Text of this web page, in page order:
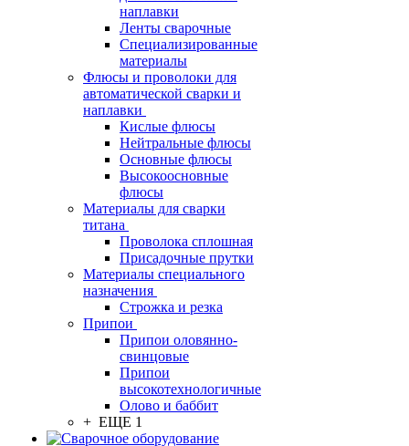
наплавки
Ленты сварочные
Специализированные
материалы
Флюсы и проволоки для
автоматической сварки и
наплавки
Кислые флюсы
Нейтральные флюсы
Основные флюсы
Высокоосновные
флюсы
Материалы для сварки
титана
Проволока сплошная
Присадочные прутки
Материалы специального
назначения
Строжка и резка
Припои
Припои оловянно-
свинцовые
Припои
высокотехнологичные
Олово и баббит
+ ЕЩЕ 1